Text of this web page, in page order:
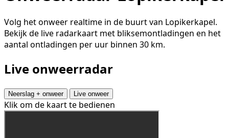
Volg het onweer realtime in de buurt van Lopikerkapel.
Bekijk de live radarkaart met bliksemontladingen en het
aantal ontladingen per uur binnen 30 km.
Live onweerradar
Neerslag + onweer Live onweer
Klik om de kaart te bedienen